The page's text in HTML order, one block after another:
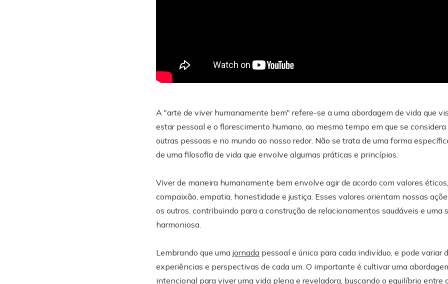
A "arte de viver humanamente bem" refere-se a uma abordagem de vida que
estar pessoal e o florescimento humano, ao mesmo tempo em que se
outras pessoas e no mundo ao nosso redor. Não se trata de uma forma
de uma filosofia de vida que envolve algumas práticas e princípios.
Viver de maneira humanamente bem envolve agir de acordo com valores
compaixão, empatia, honestidade e justiça. Esses valores orientam nossas
os outros, contribuindo para a construção de relacionamentos saudáveis e uma
harmoniosa.
Lembrando que uma jornada pessoal e única para cada indivíduo, e pode variar
experiências e perspectivas de cada um. O importante é cultivar uma
intencional para viver uma vida plena e reveladora, buscando o equilíbrio entre